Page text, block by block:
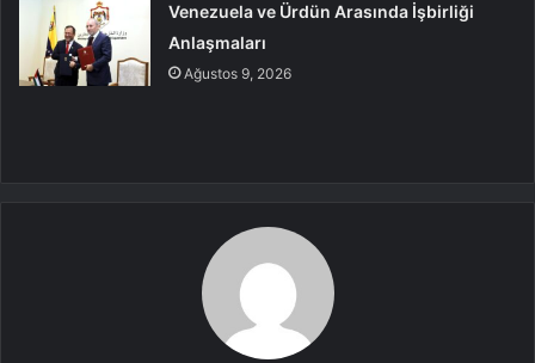
Venezuela ve Ürdün Arasında İşbirliği
Anlaşmaları
Ağustos 9, 2026